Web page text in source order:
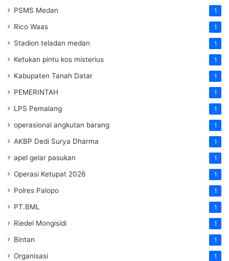
PSMS Medan 1
Rico Waas 1
Stadion teladan medan 1
Ketukan pintu kos misterius 1
Kabupaten Tanah Datar 1
PEMERINTAH 1
LPS Pemalang 1
operasional angkutan barang 1
AKBP Dedi Surya Dharma 1
apel gelar pasukan 1
Operasi Ketupat 2026 1
Polres Palopo 1
PT.BML 1
Riedel Mongisidi 1
Bintan 1
Organisasi 1